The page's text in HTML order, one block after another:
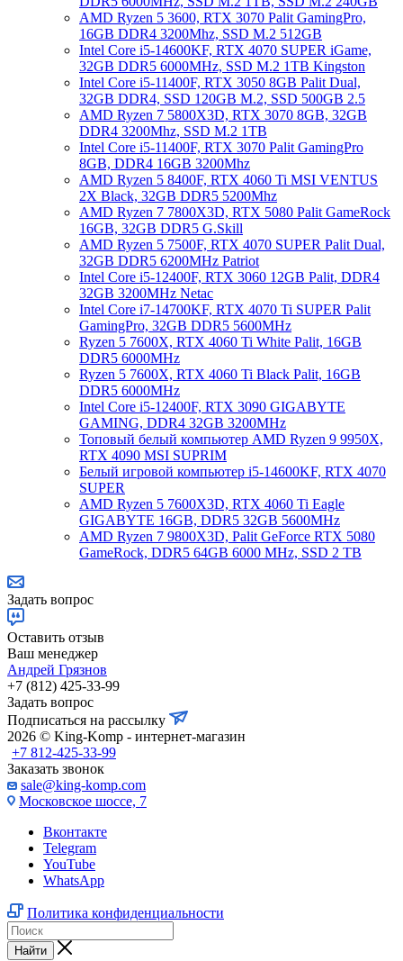
AMD Ryzen 5 3600, RTX 3070 Palit GamingPro,
16GB DDR4 3200Mhz, SSD M.2 512GB
Intel Core i5-14600KF, RTX 4070 SUPER iGame,
32GB DDR5 6000MHz, SSD M.2 1TB Kingston
Intel Core i5-11400F, RTX 3050 8GB Palit Dual,
32GB DDR4, SSD 120GB M.2, SSD 500GB 2.5
AMD Ryzen 7 5800X3D, RTX 3070 8GB, 32GB
DDR4 3200Mhz, SSD M.2 1TB
Intel Core i5-11400F, RTX 3070 Palit GamingPro
8GB, DDR4 16GB 3200Mhz
AMD Ryzen 5 8400F, RTX 4060 Ti MSI VENTUS
2X Black, 32GB DDR5 5200Mhz
AMD Ryzen 7 7800X3D, RTX 5080 Palit GameRock
16GB, 32GB DDR5 G.Skill
AMD Ryzen 5 7500F, RTX 4070 SUPER Palit Dual,
32GB DDR5 6200MHz Patriot
Intel Core i5-12400F, RTX 3060 12GB Palit, DDR4
32GB 3200MHz Netac
Intel Core i7-14700KF, RTX 4070 Ti SUPER Palit
GamingPro, 32GB DDR5 5600MHz
Ryzen 5 7600X, RTX 4060 Ti White Palit, 16GB
DDR5 6000MHz
Ryzen 5 7600X, RTX 4060 Ti Black Palit, 16GB
DDR5 6000MHz
Intel Core i5-12400F, RTX 3090 GIGABYTE
GAMING, DDR4 32GB 3200MHz
Топовый белый компьютер AMD Ryzen 9 9950X,
RTX 4090 MSI SUPRIM
Белый игровой компьютер i5-14600KF, RTX 4070
SUPER
AMD Ryzen 5 7600X3D, RTX 4060 Ti Eagle
GIGABYTE 16GB, DDR5 32GB 5600MHz
AMD Ryzen 7 9800X3D, Palit GeForce RTX 5080
GameRock, DDR5 64GB 6000 MHz, SSD 2 TB
Задать вопрос
Оставить отзыв
Ваш менеджер
Андрей Грязнов
+7 (812) 425-33-99
Задать вопрос
Подписаться на рассылку
2026 © King-Komp - интернет-магазин
+7 812-425-33-99
Заказать звонок
sale@king-komp.com
Московское шоссе, 7
Вконтакте
Telegram
YouTube
WhatsApp
Политика конфиденциальности
Найти